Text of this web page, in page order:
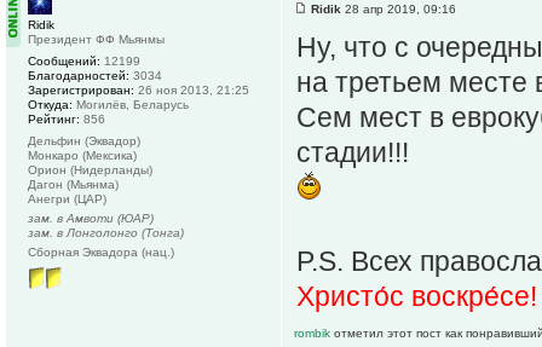
Ridik 28 апр 2019, 09:16
Ну, что с
на третьем месте
Сем мест в
стадии!!!
P.S. Всех
Христо́с воскре́се!
rombik отметил этот пост как
Ridik
Президент ФФ Мьянмы
Сообщений: 12199
Благодарностей: 3034
Зарегистрирован: 26 ноя 2013, 21:25
Откуда: Могилёв, Беларусь
Рейтинг: 856
Дельфин (Эквадор)
Монкаро (Мексика)
Орион (Нидерланды)
Дагон (Мьянма)
Анегри (ЦАР)
зам. в Амвоти (ЮАР)
зам. в Лонголонго (Тонга)
Сборная Эквадора (нац.)